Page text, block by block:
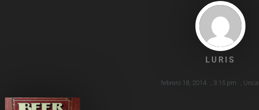
LURIS
febrero 18, 2014 , 3:15 pm ,